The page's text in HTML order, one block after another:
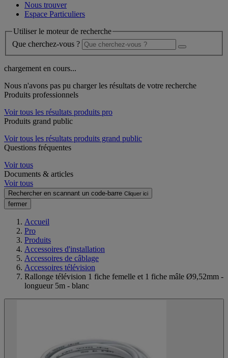
Nous trouver
Espace Particuliers
Utiliser le moteur de recherche
Que cherchez-vous ?
chargement en cours...
Nous n'avons pas pu charger les résultats de votre recherche
Produits professionnels
Voir tous les résultats produits pro
Produits grand public
Voir tous les résultats produits grand public
Questions fréquentes
Voir tous
Documents & articles
Voir tous
Rechercher en scannant un code-barre Cliquer ici
fermer
Accueil
Pro
Produits
Accessoires d'installation
Accessoires de câblage
Accessoires télévision
Rallonge télévision 1 fiche femelle et 1 fiche mâle Ø9,52mm -
longueur 5m - blanc